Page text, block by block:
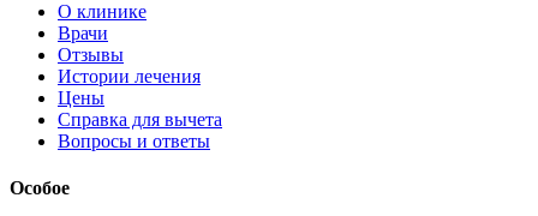
О клинике
Врачи
Отзывы
Истории лечения
Цены
Справка для вычета
Вопросы и ответы
Особое